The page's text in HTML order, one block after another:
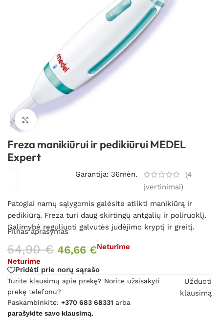
Spustelėkite, kad padidintumėte
Freza manikiūrui ir pedikiūrui MEDEL
Expert
Garantija: 36mėn. (4
įvertinimai)
Patogiai namų sąlygomis galėsite atlikti manikiūrą ir
pedikiūrą. Freza turi daug skirtingų antgalių ir poliruoklį.
Galimybė reguliuoti galvutės judėjimo kryptį ir greitį.
Pilnas aprašymas
54,90€ 46,66 €Neturime
Neturime
Pridėti prie norų sąrašo
Turite klausimų apie prekę? Norite užsisakyti
prekę telefonu?
Paskambinkite: +370 683 68331 arba
parašykite savo klausimą.
Užduoti
klausimą